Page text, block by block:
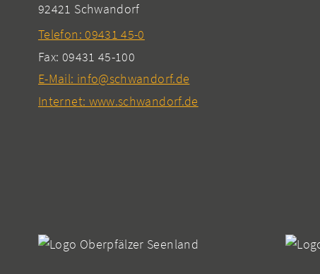
92421 Schwandorf
Telefon: 09431 45-0
Fax: 09431 45-100
E-Mail: info@schwandorf.de
Internet: www.schwandorf.de